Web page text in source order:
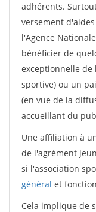
adhérents.
versement
l'Agence
bénéficier de
exceptionnelle de
sportive) ou un
(en vue de la
accueillant du
Une affiliation à
de l'agrément
si l'association
général et
Cela implique de